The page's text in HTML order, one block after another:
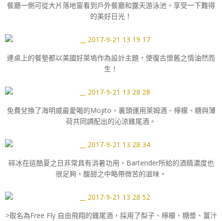
餐廳一側可從大片落地窗看到戶外餐廳和露天游泳池，享受一下難得
的美好日光！
連桌上的餐墊都以美國好萊塢作為設計主題，使復古懷舊之情油然而
生！
免費兌換了海明威最愛喝的Mojito，裏頭運用萊姆酒、檸檬、糖與薄
荷共同調配出的沁涼雞尾酒。
碎冰在這酷夏之日非常具有消暑功用，Bartender所給的酒精濃度也
很足夠，酸甜之中略帶微苦的滋味。
>取名為Free Fly 自由飛翔的雞尾酒，採用了梨子、檸檬、糖漿、薑汁